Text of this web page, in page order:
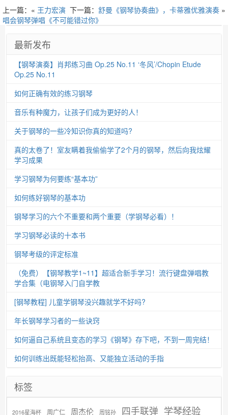
下一篇： 舒曼《钢琴协奏曲》，卡蒂雅优雅演奏 »
上一篇：« 王力宏演
唱会钢琴弹唱《不可能错过你》
最新发布
【钢琴演奏】肖邦练习曲 Op.25 No.11 ‘冬风’/Chopin Etude
Op.25 No.11
如何正确有效的练习钢琴
音乐有种魔力，让孩子们成为更好的人！
关于钢琴的一些冷知识你真的知道吗?
真的太卷了！室友瞒着我偷偷学了2个月的钢琴，然后向我炫耀
学习成果
学习钢琴为何要练“基本功”
如何练好钢琴的基本功
钢琴学习的六个不重要和两个重要（学钢琴必看）！
学习钢琴必读的十本书
钢琴考级的评定标准
（免费）【钢琴教学1~11】超适合新手学习！流行键盘弹唱教
学合集（电钢琴入门自学教
[钢琴教程] 儿童学钢琴没兴趣就学不好吗?
年长钢琴学习者的一些诀窍
如何逼自己系统且变态的学习《钢琴》存下吧，不到一周完结！
如何训练出既能轻松抬高、又能独立活动的手指
标签
2016星海杯 周广仁 周杰伦 周铭孙 四手联弹 学琴经验